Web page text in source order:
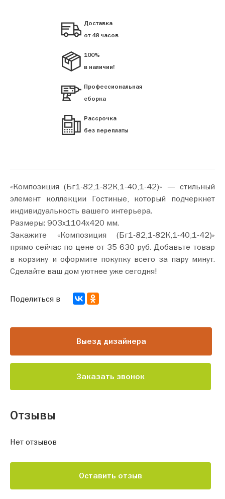
Доставка
от 48 часов
100%
в наличии!
Профессиональная
сборка
Рассрочка
без переплаты
«Композиция (Бг1-82,1-82К,1-40,1-42)» — стильный
элемент коллекции Гостиные, который подчеркнет
индивидуальность вашего интерьера.
Размеры: 903х1104х420 мм.
Закажите «Композиция (Бг1-82,1-82К,1-40,1-42)»
прямо сейчас по цене от 35 630 руб. Добавьте товар
в корзину и оформите покупку всего за пару минут.
Сделайте ваш дом уютнее уже сегодня!
Выезд дизайнера
Заказать звонок
Поделиться в
Отзывы
Нет отзывов
Оставить отзыв